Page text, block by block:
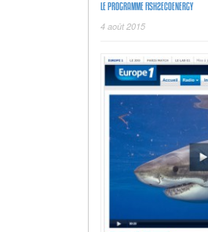
LE PROGRAMME FISH2ECOENERGY
4 août 2015